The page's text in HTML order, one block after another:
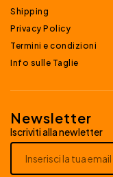
Shipping
Privacy Policy
Termini e condizioni
Info sulle Taglie
Newsletter
Iscriviti alla newletter